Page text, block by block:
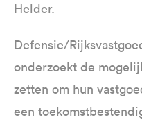
Helder.
Defensie/
onderzoekt de
zetten om hun
een